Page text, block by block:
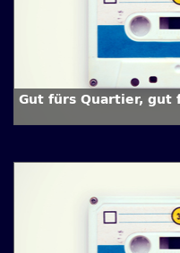
Gut fürs Quartier, gut